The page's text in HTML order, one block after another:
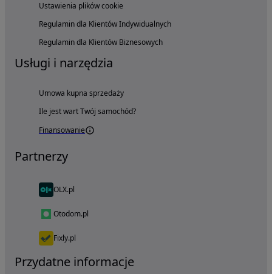
Ustawienia plików cookie
Regulamin dla Klientów Indywidualnych
Regulamin dla Klientów Biznesowych
Usługi i narzędzia
Umowa kupna sprzedaży
Ile jest wart Twój samochód?
Finansowanie
Partnerzy
OLX.pl
Otodom.pl
Fixly.pl
Przydatne informacje